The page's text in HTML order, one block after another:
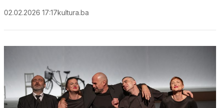
02.02.2026 17:17kultura.ba